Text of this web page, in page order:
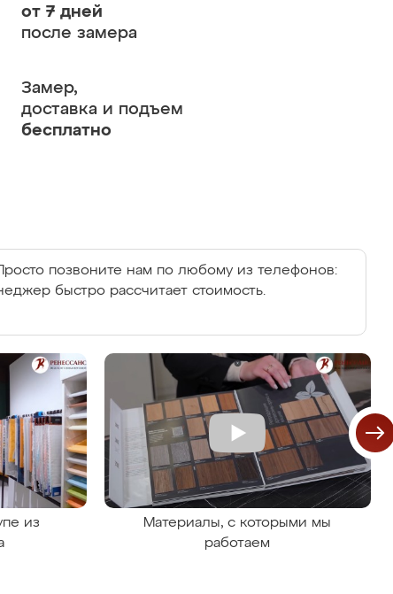
от 7 дней
после замера
Замер,
доставка и подъем
бесплатно
позвоните нам по любому из телефонов:
быстро рассчитает стоимость.
из
Материалы, с которыми мы
работаем